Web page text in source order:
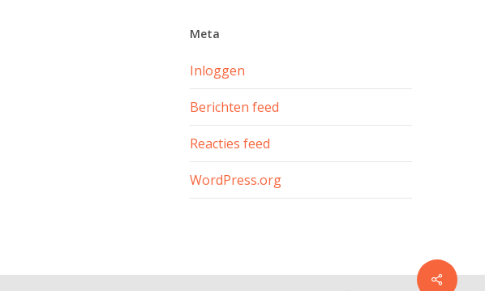
Meta
Inloggen
Berichten feed
Reacties feed
WordPress.org